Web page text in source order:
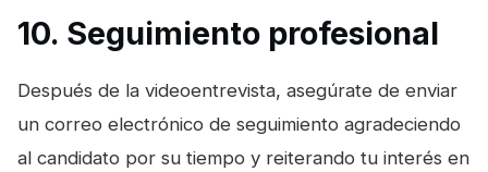
10. Seguimiento profesional
Después de la videoentrevista, asegúrate de enviar
un correo electrónico de seguimiento agradeciendo
al candidato por su tiempo y reiterando tu interés en